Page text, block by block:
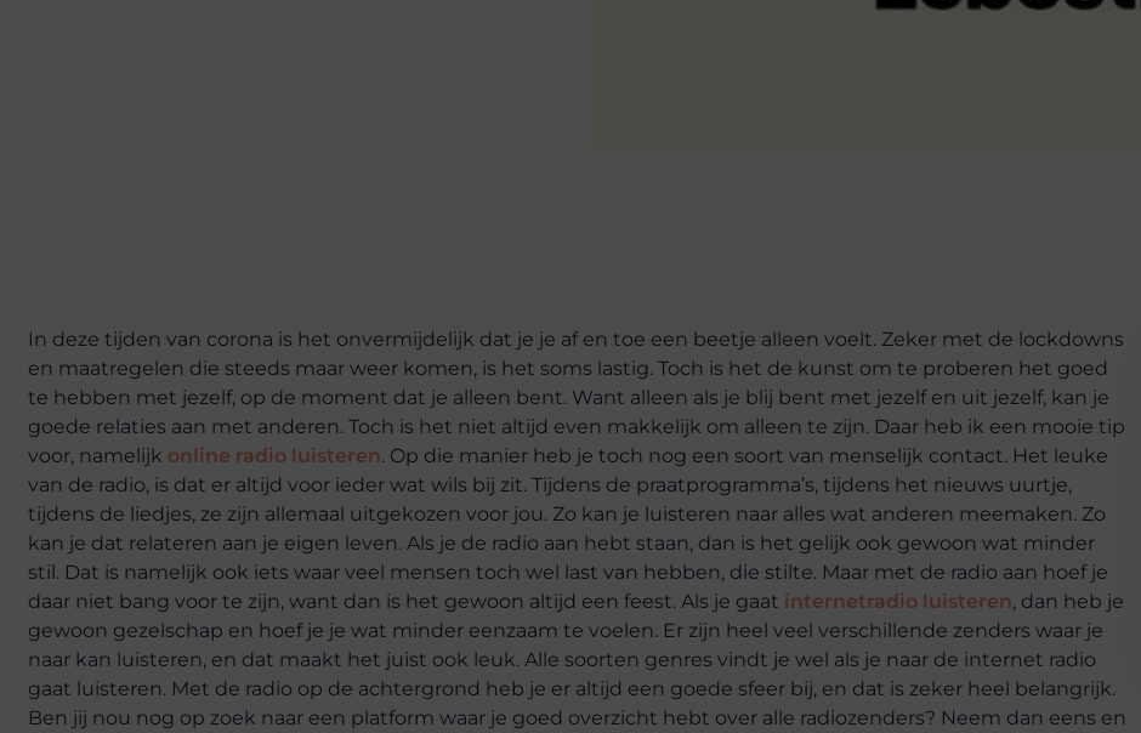
In deze tijden van corona is het onvermijdelijk dat je je af en toe een beetje alleen voelt. Zeker met de lockdowns
en maatregelen die steeds maar weer komen, is het soms lastig. Toch is het de kunst om te proberen het goed
te hebben met jezelf, op de moment dat je alleen bent. Want alleen als je blij bent met jezelf en uit jezelf, kan je
goede relaties aan met anderen. Toch is het niet altijd even makkelijk om alleen te zijn. Daar heb ik een mooie tip
voor, namelijk online radio luisteren. Op die manier heb je toch nog een soort van menselijk contact. Het leuke
van de radio, is dat er altijd voor ieder wat wils bij zit. Tijdens de praatprogramma’s, tijdens het nieuws uurtje,
tijdens de liedjes, ze zijn allemaal uitgekozen voor jou. Zo kan je luisteren naar alles wat anderen meemaken. Zo
kan je dat relateren aan je eigen leven. Als je de radio aan hebt staan, dan is het gelijk ook gewoon wat minder
stil. Dat is namelijk ook iets waar veel mensen toch wel last van hebben, die stilte. Maar met de radio aan hoef je
daar niet bang voor te zijn, want dan is het gewoon altijd een feest. Als je gaat internetradio luisteren, dan heb je
gewoon gezelschap en hoef je je wat minder eenzaam te voelen. Er zijn heel veel verschillende zenders waar je
naar kan luisteren, en dat maakt het juist ook leuk. Alle soorten genres vindt je wel als je naar de internet radio
gaat luisteren. Met de radio op de achtergrond heb je er altijd een goede sfeer bij, en dat is zeker heel belangrijk.
Ben jij nou nog op zoek naar een platform waar je goed overzicht hebt over alle radiozenders? Neem dan eens en